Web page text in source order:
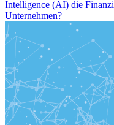
Intelligence (AI) die
Unternehmen?